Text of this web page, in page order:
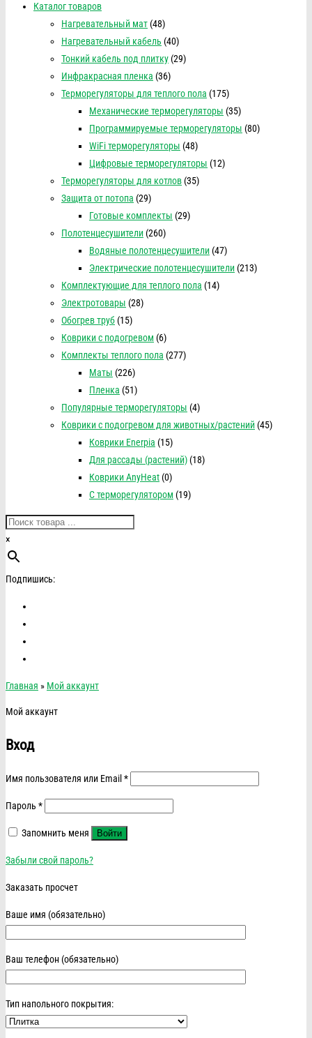
Каталог товаров
Нагревательный мат (48)
Нагревательный кабель (40)
Тонкий кабель под плитку (29)
Инфракрасная пленка (36)
Терморегуляторы для теплого пола (175)
Механические терморегуляторы (35)
Программируемые терморегуляторы (80)
WiFi терморегуляторы (48)
Цифровые терморегуляторы (12)
Терморегуляторы для котлов (35)
Защита от потопа (29)
Готовые комплекты (29)
Полотенцесушители (260)
Водяные полотенцесушители (47)
Электрические полотенцесушители (213)
Комплектующие для теплого пола (14)
Электротовары (28)
Обогрев труб (15)
Коврики с подогревом (6)
Комплекты теплого пола (277)
Маты (226)
Пленка (51)
Популярные терморегуляторы (4)
Коврики с подогревом для животных/растений (45)
Коврики Enerpia (15)
Для рассады (растений) (18)
Коврики AnyHeat (0)
С терморегулятором (19)
×
Подпишись:
Главная » Мой аккаунт
Мой аккаунт
Вход
Имя пользователя или Email *
Пароль *
Запомнить меня Войти
Забыли свой пароль?
Заказать просчет
Ваше имя (обязательно)
Ваш телефон (обязательно)
Тип напольного покрытия: